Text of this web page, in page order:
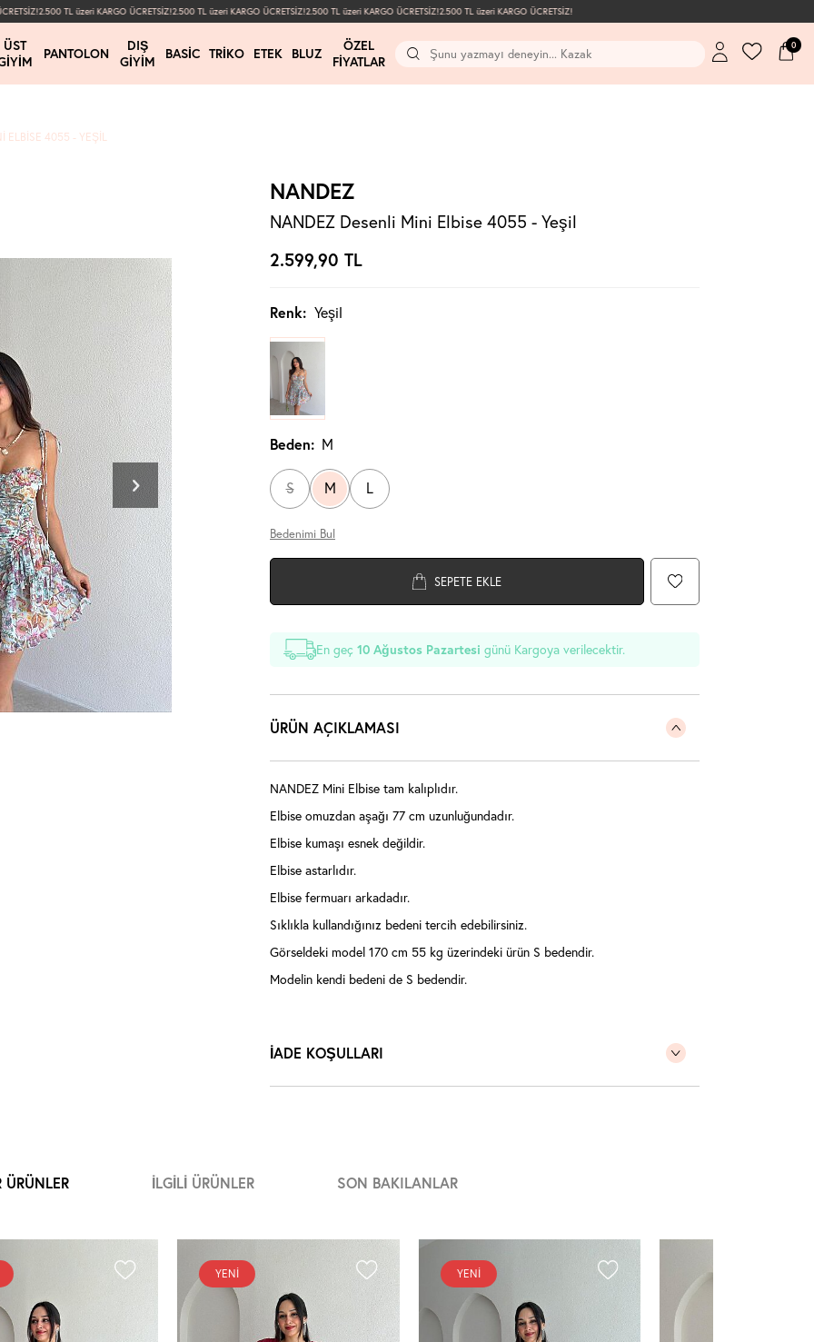
2.500 TL üzeri KARGO ÜCRETSİZ!2.500 TL üzeri KARGO ÜCRETSİZ!2.500 TL üzeri KARGO ÜCRETSİZ!2.500 TL üzeri KARGO ÜCRETSİZ!
ÜST
PANTOLON
DIŞ
GIYIM
BASIC TRIKO ETEK BLUZ
ÖZEL
FIYATLAR
0
ELBISE 4055 - YEŞIL
NANDEZ
NANDEZ Desenli Mini Elbise 4055 - Yeşil
2.599,90 TL
Renk: Yeşil
Beden: M
S M L
Bedenimi Bul
SEPETE EKLE
En geç10 Ağustos Pazartesi günü Kargoya verilecektir.
ÜRÜN AÇIKLAMASI
NANDEZ Mini Elbise tam kalıplıdır.
Elbise omuzdan aşağı 77 cm uzunluğundadır.
Elbise kumaşı esnek değildir.
Elbise astarlıdır.
Elbise fermuarı arkadadır.
Sıklıkla kullandığınız bedeni tercih edebilirsiniz.
Görseldeki model 170 cm 55 kg üzerindeki ürün S bedendir.
Modelin kendi bedeni de S bedendir.
İADE KOŞULLARI
ÜRÜNLER İLGILI ÜRÜNLER SON BAKILANLAR
YENI YENI